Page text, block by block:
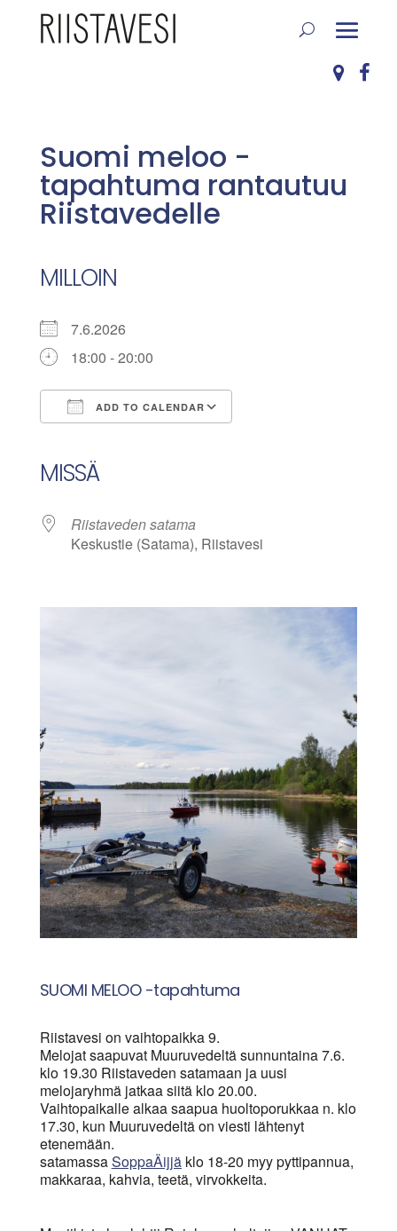
Suomi meloo -
tapahtuma rantautuu
Riistavedelle
MILLOIN
7.6.2026
18:00 - 20:00
ADD TO CALENDAR
MISSÄ
Riistaveden satama
Keskustie (Satama), Riistavesi
SUOMI MELOO -tapahtuma
Riistavesi on vaihtopaikka 9.
Melojat saapuvat Muuruvedeltä sunnuntaina 7.6.
klo 19.30 Riistaveden satamaan ja uusi
melojaryhmä jatkaa siitä klo 20.00.
Vaihtopaikalle alkaa saapua huoltoporukkaa n. klo
17.30, kun Muuruvedeltä on viesti lähtenyt
etenemään.
satamassaSoppaÄijjäklo 18-20 myy pyttipannua,
makkaraa, kahvia, teetä, virvokkeita.